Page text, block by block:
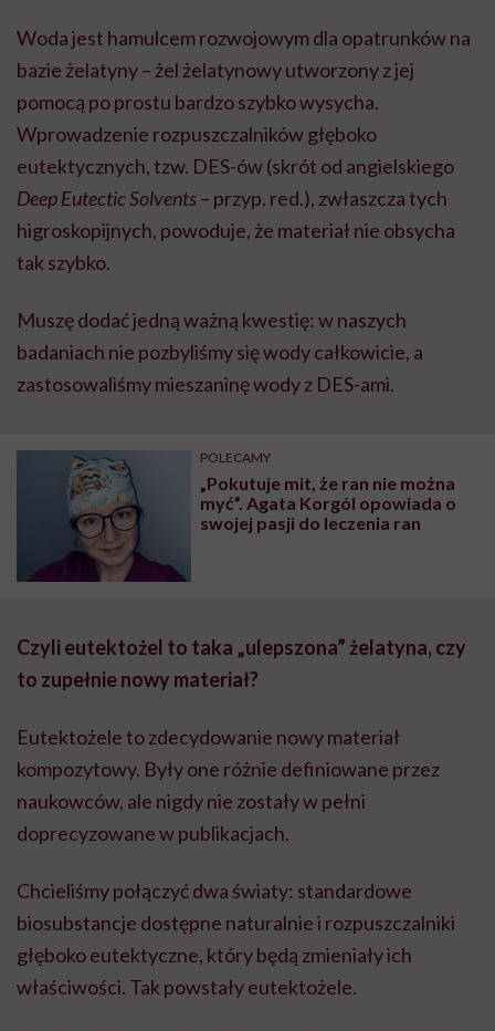
Woda jest hamulcem rozwojowym dla opatrunków na
bazie żelatyny – żel żelatynowy utworzony z jej
pomocą po prostu bardzo szybko wysycha.
Wprowadzenie rozpuszczalników głęboko
eutektycznych, tzw. DES-ów (skrót od angielskiego
Deep Eutectic Solvents– przyp. red.), zwłaszcza tych
higroskopijnych, powoduje, że materiał nie obsycha
tak szybko.
Muszę dodać jedną ważną kwestię: w naszych
badaniach nie pozbyliśmy się wody całkowicie, a
zastosowaliśmy mieszaninę wody z DES-ami.
POLECAMY
„Pokutuje mit, że ran nie można
myć”. Agata Korgól opowiada o
swojej pasji do leczenia ran
Czyli eutektożel to taka „ulepszona” żelatyna, czy
to zupełnie nowy materiał?
Eutektożele to zdecydowanie nowy materiał
kompozytowy. Były one różnie definiowane przez
naukowców, ale nigdy nie zostały w pełni
doprecyzowane w publikacjach.
Chcieliśmy połączyć dwa światy: standardowe
biosubstancje dostępne naturalnie i rozpuszczalniki
głęboko eutektyczne, który będą zmieniały ich
właściwości. Tak powstały eutektożele.